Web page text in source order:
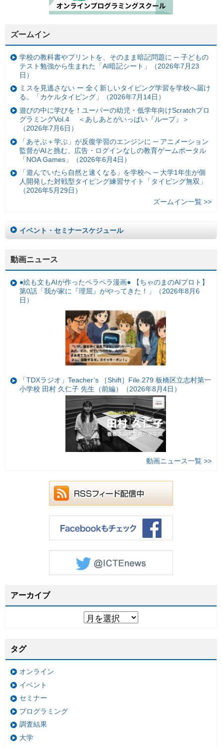
ズームイン
学校の教科書やプリントを、そのまま暗記問題に ─ 子どもの
テスト勉強から生まれた「AI暗記シート」（2026年7月23
日）
ミスを見逃さない ー 全く新しいタイピング学習を学校へ届け
る。「カケルタイピング」（2026年7月14日）
遊びの中に学びを！ユーバーの幼児・低学年向けScratchプロ
グラミングVol.4 ＜あしあとがいっぱい『ループ』＞
（2026年7月6日）
「あそぶ＋学ぶ」が反復学習のエンジンに ─ アニメーション
監督がAIと挑む、広告・ログインなしの教育ゲームポータル
「NOA Games」（2026年6月4日）
「遊んでいたら自然と速くなる」を学校へ ─ 大学1年生が個
人開発した対戦型タイピング練習サイト「タイピング無双」
（2026年5月29日）
ズームイン一覧 >>
イベント・セミナースケジュール
動画ニュース
●絵も文もAIが作ったペラペラ漫画● 【ちゃのまのAIプロト】
第0話「我が家に『理屈』がやってきた！」（2026年8月6
日）
「TDXラジオ」Teacher’s ［Shift］File.279 板橋区立志村第一
小学校 田村 久仁子 先生（前編）（2026年8月4日）
動画ニュース一覧 >>
アーカイブ
タグ
オンライン
イベント
セミナー
プログラミング
調査結果
大学